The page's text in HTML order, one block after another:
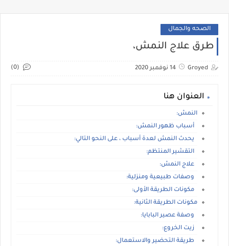
الصحه والجمال
طرق علاج النمش،
Groyed 14 نوفمبر 2020 (0)
العنوان هنا
النمش:
أسباب ظهور النمش:
يحدث النمش لعدة أسباب ، على النحو التالي:
التقشير المنتظم:
علاج النمش:
وصفات طبيعية ومنزلية:
مكونات الطريقة الأولى:
مكونات الطريقة الثانية:
وصفة عصير البابايا:
زيت الخروع:
طريقة التحضير والاستعمال: